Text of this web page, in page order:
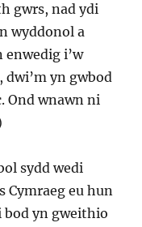
gwrs, nad ydi
wyddonol a
i’w
yn gwbod
Ond wnawn ni
sydd wedi
Cymraeg eu hun
bod yn gweithio